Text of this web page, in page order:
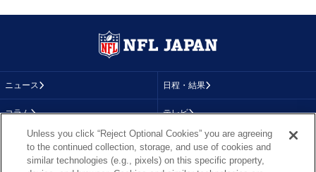
ニュース 日程・結果
コラム テレビ
順位表
Unless you click “Reject Optional Cookies” you are agreeing
to the continued collection, storage, and use of cookies and
similar technologies (e.g., pixels) on this specific property,